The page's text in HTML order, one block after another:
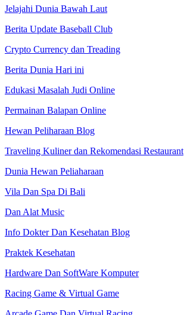
Jelajahi Dunia Bawah Laut
Berita Update Baseball Club
Crypto Currency dan Treading
Berita Dunia Hari ini
Edukasi Masalah Judi Online
Permainan Balapan Online
Hewan Peliharaan Blog
Traveling Kuliner dan Rekomendasi Restaurant
Dunia Hewan Peliaharaan
Vila Dan Spa Di Bali
Dan Alat Music
Info Dokter Dan Kesehatan Blog
Praktek Kesehatan
Hardware Dan SoftWare Komputer
Racing Game & Virtual Game